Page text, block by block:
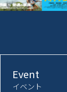
Event
イベント